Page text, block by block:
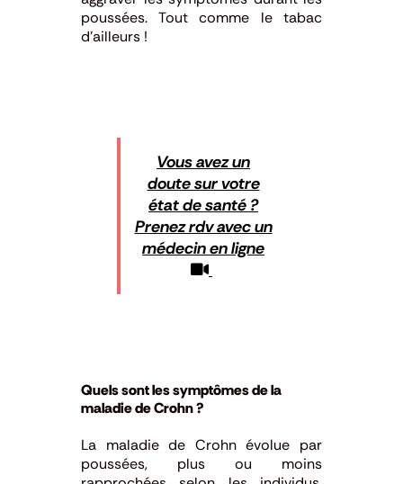
poussées. Tout comme le tabac
d’ailleurs !
Vous avez un
doute sur votre
état de santé ?
Prenez rdv avec un
médecin en ligne
Quels sont les symptômes de la
maladie de Crohn ?
La maladie de Crohn évolue par
poussées, plus ou moins